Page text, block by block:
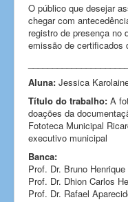
O público que desejar
chegar com
registro de presença no
emissão de certificados
Aluna: Jessica
Título do trabalho: A
doações da
Fototeca Municipal
executivo municipal
Banca:
Prof. Dr. Bruno
Prof. Dr. Dhion Carlos
Prof. Dr. Rafael